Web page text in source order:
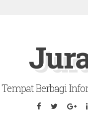
Tempat Berbagi